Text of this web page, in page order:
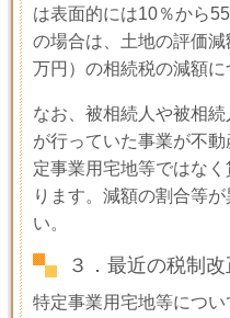
は表面的には10％から55
の場合は、土地の評価減
万円）の相続税の減額に
なお、被相続人や被相
が行っていた事業が不
定事業用宅地等ではな
ります。減額の割合等
い。
３．最近の税制改
特定事業用宅地等につ